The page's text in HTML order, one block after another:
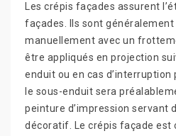
Les crépis façades assurent
façades. Ils sont généralement
manuellement avec un
être appliqués en projection
enduit ou en cas d’interruption
le sous-enduit sera
peinture d’impression servant
décoratif. Le crépis façade est